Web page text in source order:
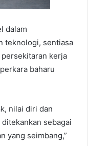
dalam
teknologi, sentiasa
kerja
baharu
nilai diri dan
sebagai
yang seimbang,”